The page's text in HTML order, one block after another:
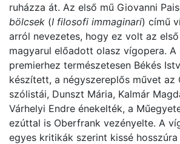
ruházza át. Az első mű Giovanni
bölcsek (I filosofi immaginari) című
arról nevezetes, hogy ez volt az
magyarul előadott olasz vígopera. A
premierhez természetesen Békés
készített, a négyszereplős művet az
szólistái, Dunszt Mária, Kalmár
Várhelyi Endre énekelték, a
ezúttal is Oberfrank vezényelte. A
egyes kritikák szerint kissé